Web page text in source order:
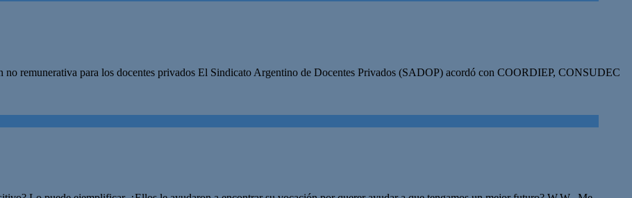
no remunerativa para los docentes privados El Sindicato Argentino de Docentes Privados (SADOP) acordó con COORDIEP, CONSUDEC